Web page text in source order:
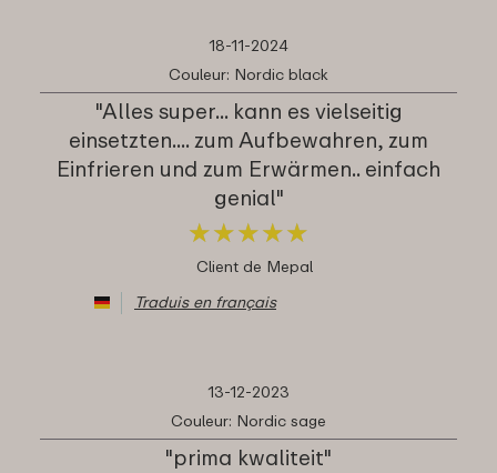
18-11-2024
Couleur: Nordic black
"Alles super... kann es vielseitig
einsetzten.... zum Aufbewahren, zum
Einfrieren und zum Erwärmen.. einfach
genial"
★★★★★
★★★★★
Client de Mepal
Traduis en français
13-12-2023
Couleur: Nordic sage
"prima kwaliteit"